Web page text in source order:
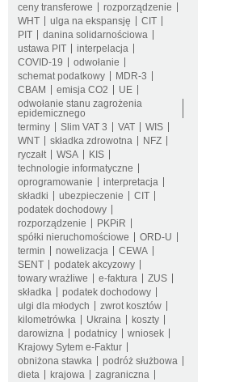
ceny transferowe
rozporządzenie
WHT
ulga na ekspansję
CIT
PIT
danina solidarnościowa
ustawa PIT
interpelacja
COVID-19
odwołanie
schemat podatkowy
MDR-3
CBAM
emisja CO2
UE
odwołanie stanu zagrożenia
epidemicznego
terminy
Slim VAT 3 VAT
WIS
WNT
składka zdrowotna
NFZ
ryczałt
WSA
KIS
technologie informatyczne
oprogramowanie
interpretacja
składki
ubezpieczenie
CIT
podatek dochodowy
rozporządzenie
PKPiR
spółki nieruchomościowe
ORD-U
termin
nowelizacja
CEWA
SENT
podatek akcyzowy
towary wrażliwe
e-faktura
ZUS
składka
podatek dochodowy
ulgi dla młodych
zwrot kosztów
kilometrówka
Ukraina
koszty
darowizna
podatnicy
wniosek
Krajowy Sytem e-Faktur
obniżona stawka
podróż służbowa
dieta
krajowa
zagraniczna